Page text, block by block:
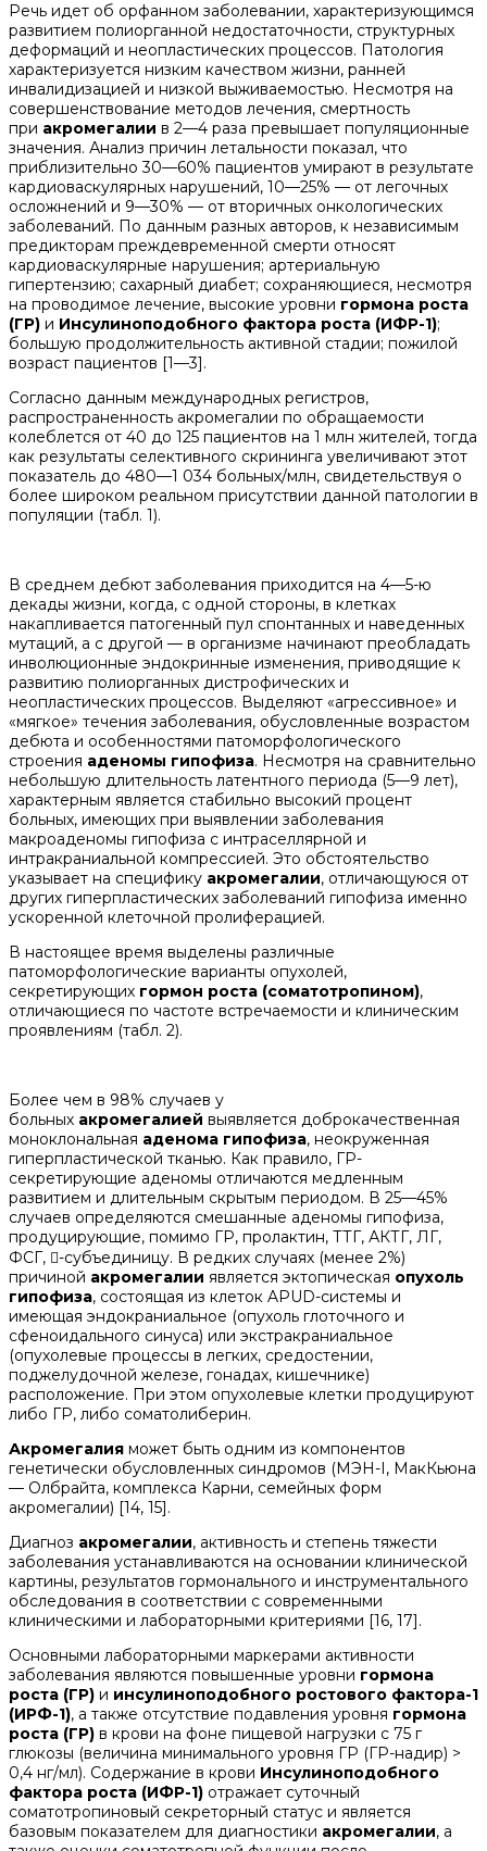
Речь идет об орфанном заболевании, характеризующимся
развитием полиорганной недостаточности, структурных
деформаций и неопластических процессов. Патология
характеризуется низким качеством жизни, ранней
инвалидизацией и низкой выживаемостью. Несмотря на
совершенствование методов лечения, смертность
при акромегалии в 2—4 раза превышает популяционные
значения. Анализ причин летальности показал, что
приблизительно 30—60% пациентов умирают в результате
кардиоваскулярных нарушений, 10—25% — от легочных
осложнений и 9—30% — от вторичных онкологических
заболеваний. По данным разных авторов, к независимым
предикторам преждевременной смерти относят
кардиоваскулярные нарушения; артериальную
гипертензию; сахарный диабет; сохраняющиеся, несмотря
на проводимое лечение, высокие уровни гормона роста
(ГР) и Инсулиноподобного фактора роста (ИФР-1);
большую продолжительность активной стадии; пожилой
возраст пациентов [1—3].
Согласно данным международных регистров,
распространенность акромегалии по обращаемости
колеблется от 40 до 125 пациентов на 1 млн жителей, тогда
как результаты селективного скрининга увеличивают этот
показатель до 480—1 034 больных/млн, свидетельствуя о
более широком реальном присутствии данной патологии в
популяции (табл. 1).
В среднем дебют заболевания приходится на 4—5-ю
декады жизни, когда, с одной стороны, в клетках
накапливается патогенный пул спонтанных и наведенных
мутаций, а с другой — в организме начинают преобладать
инволюционные эндокринные изменения, приводящие к
развитию полиорганных дистрофических и
неопластических процессов. Выделяют «агрессивное» и
«мягкое» течения заболевания, обусловленные возрастом
дебюта и особенностями патоморфологического
строения аденомы гипофиза. Несмотря на сравнительно
небольшую длительность латентного периода (5—9 лет),
характерным является стабильно высокий процент
больных, имеющих при выявлении заболевания
макроаденомы гипофиза с интраселлярной и
интракраниальной компрессией. Это обстоятельство
указывает на специфику акромегалии, отличающуюся от
других гиперпластических заболеваний гипофиза именно
ускоренной клеточной пролиферацией.
В настоящее время выделены различные
патоморфологические варианты опухолей,
секретирующих гормон роста (соматотропином),
отличающиеся по частоте встречаемости и клиническим
проявлениям (табл. 2).
Более чем в 98% случаев у
больных акромегалией выявляется доброкачественная
моноклональная аденома гипофиза, неокруженная
гиперпластической тканью. Как правило, ГР-
секретирующие аденомы отличаются медленным
развитием и длительным скрытым периодом. В 25—45%
случаев определяются смешанные аденомы гипофиза,
продуцирующие, помимо ГР, пролактин, ТТГ, АКТГ, ЛГ,
ФСГ, -субъединицу. В редких случаях (менее 2%)
причиной акромегалии является эктопическая опухоль
гипофиза, состоящая из клеток APUD-системы и
имеющая эндокраниальное (опухоль глоточного и
сфеноидального синуса) или экстракраниальное
(опухолевые процессы в легких, средостении,
поджелудочной железе, гонадах, кишечнике)
расположение. При этом опухолевые клетки продуцируют
либо ГР, либо соматолиберин.
Акромегалия может быть одним из компонентов
генетически обусловленных синдромов (МЭН-I, МакКьюна
— Олбрайта, комплекса Карни, семейных форм
акромегалии) [14, 15].
Диагноз акромегалии, активность и степень тяжести
заболевания устанавливаются на основании клинической
картины, результатов гормонального и инструментального
обследования в соответствии с современными
клиническими и лабораторными критериями [16, 17].
Основными лабораторными маркерами активности
заболевания являются повышенные уровни гормона
роста (ГР) и инсулиноподобного ростового фактора-1
(ИРФ-1), а также отсутствие подавления уровня гормона
роста (ГР) в крови на фоне пищевой нагрузки с 75 г
глюкозы (величина минимального уровня ГР (ГР-надир) >
0,4 нг/мл). Содержание в крови Инсулиноподобного
фактора роста (ИФР-1) отражает суточный
соматотропиновый секреторный статус и является
базовым показателем для диагностики акромегалии, а